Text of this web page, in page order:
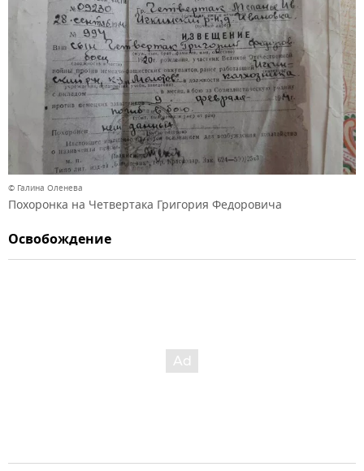
© Галина Оленева
Похоронка на Четвертака Григория Федоровича
Освобождение